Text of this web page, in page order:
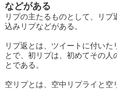
などがある
リプの主たるものとして、リプ
込みリプなどがある。
リプ返とは、ツイートに付いた
とで、初リプは、初めてその人
とである。
空リプとは、空中リプライと空